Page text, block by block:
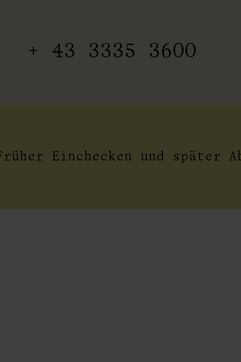
Einchecken und später
+ 43 3335 3600